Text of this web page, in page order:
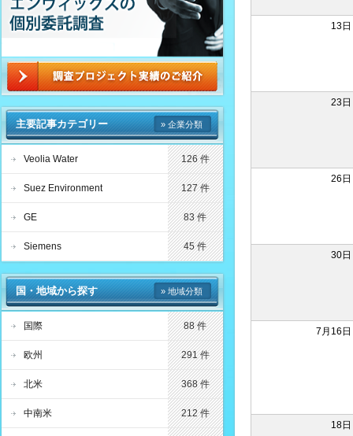
13日
23日
26日
30日
7月16日
18日
主要記事カテゴリー » 企業分類
Veolia Water 126 件
Suez Environment 127 件
GE 83 件
Siemens 45 件
国・地域から探す » 地域分類
国際 88 件
欧州 291 件
北米 368 件
中南米 212 件